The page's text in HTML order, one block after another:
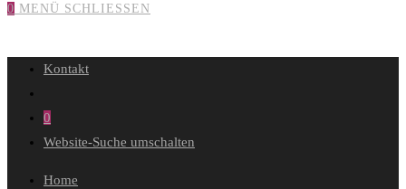
0 MENÜ SCHLIESSEN
Kontakt
0
Website-Suche umschalten
Home